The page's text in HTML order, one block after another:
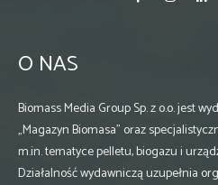
O NAS
Biomass Media Group Sp. z o.o. jest
„Magazyn Biomasa” oraz
m.in. tematyce pelletu, biogazu i
Działalność wydawniczą uzupełnia